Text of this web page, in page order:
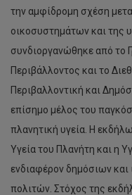
την αμφίδρομη σχέση
οικοσυστημάτων και της
συνδιοργανώθηκε από το
Περιβάλλοντος και το
Περιβαλλοντική και
επίσημο μέλος του
πλανητική υγεία. Η
Υγεία του Πλανήτη και η
ενδιαφέρον δημόσιων
πολιτών. Στόχος της